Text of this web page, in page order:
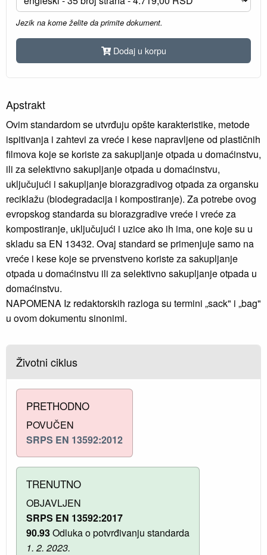
Jezik na kome želite da primite dokument.
Dodaj u korpu
Apstrakt
Ovim standardom se utvrđuju opšte karakteristike, metode
ispitivanja i zahtevi za vreće i kese napravljene od plastičnih
filmova koje se koriste za sakupljanje otpada u domaćinstvu,
ili za selektivno sakupljanje otpada u domaćinstvu,
uključujući i sakupljanje biorazgradivog otpada za organsku
reciklažu (biodegradacija i kompostiranje). Za potrebe ovog
evropskog standarda su biorazgradive vreće i vreće za
kompostiranje, uključujući i uzice ako ih ima, one koje su u
skladu sa EN 13432. Ovaj standard se primenjuje samo na
vreće i kese koje se prvenstveno koriste za sakupljanje
otpada u domaćinstvu ili za selektivno sakupljanje otpada u
domaćinstvu.
NAPOMENA Iz redaktorskih razloga su termini „sack" i „bag"
u ovom dokumentu sinonimi.
Životni ciklus
PRETHODNO
POVUČEN
SRPS EN 13592:2012
TRENUTNO
OBJAVLJEN
SRPS EN 13592:2017
90.93Odluka o potvrđivanju standarda
1. 2. 2023.